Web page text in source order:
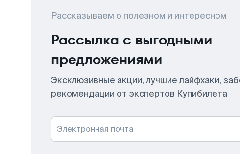
Рассказываем о полезном и интересном
Рассылка с выгодными
предложениями
Эксклюзивные акции, лучшие лайфхаки,
рекомендации от экспертов Купибилета
Электронная почта